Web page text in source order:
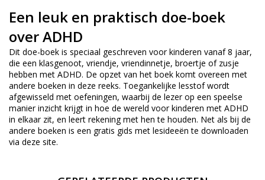
Een leuk en praktisch doe-boek
over ADHD
Dit doe-boek is speciaal geschreven voor kinderen vanaf 8 jaar,
die een klasgenoot, vriendje, vriendinnetje, broertje of zusje
hebben met ADHD. De opzet van het boek komt overeen met
andere boeken in deze reeks. Toegankelijke lesstof wordt
afgewisseld met oefeningen, waarbij de lezer op een speelse
manier inzicht krijgt in hoe de wereld voor kinderen met ADHD
in elkaar zit, en leert rekening met hen te houden. Net als bij de
andere boeken is een gratis gids met lesideeën te downloaden
via deze site.